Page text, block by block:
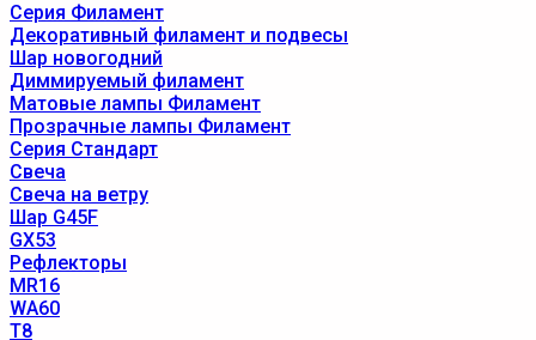
Серия Филамент
Декоративный филамент и подвесы
Шар новогодний
Диммируемый филамент
Матовые лампы Филамент
Прозрачные лампы Филамент
Серия Стандарт
Свеча
Свеча на ветру
Шар G45F
GX53
Рефлекторы
MR16
WA60
T8